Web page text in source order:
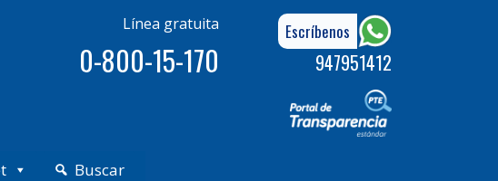
Línea gratuita
0-800-15-170
Escríbenos
947951412
Buscar